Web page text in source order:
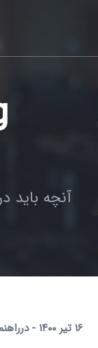
آنچه باید
۱۶ تیر ۱۴۰۰ در